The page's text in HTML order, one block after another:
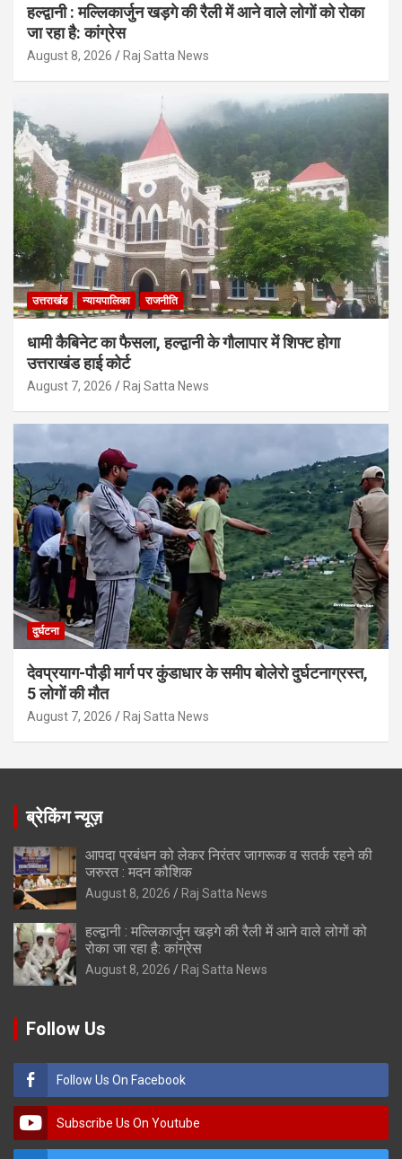
हल्द्वानी : मल्लिकार्जुन खड़गे की रैली में आने वाले लोगों को रोका
जा रहा है: कांग्रेस
August 8, 2026 Raj Satta News
उत्तराखंड न्यायपालिका राजनीति
धामी कैबिनेट का फैसला, हल्द्वानी के गौलापार में शिफ्ट होगा
उत्तराखंड हाई कोर्ट
August 7, 2026 Raj Satta News
दुर्घटना
देवप्रयाग-पौड़ी मार्ग पर कुंडाधार के समीप बोलेरो दुर्घटनाग्रस्त,
5 लोगों की मौत
August 7, 2026 Raj Satta News
ब्रेकिंग न्यूज़
आपदा प्रबंधन को लेकर निरंतर जागरूक व सतर्क रहने की
जरुरत : मदन कौशिक
August 8, 2026 Raj Satta News
हल्द्वानी : मल्लिकार्जुन खड़गे की रैली में आने वाले लोगों को
रोका जा रहा है: कांग्रेस
August 8, 2026 Raj Satta News
Follow Us
Follow Us On Facebook
Subscribe Us On Youtube